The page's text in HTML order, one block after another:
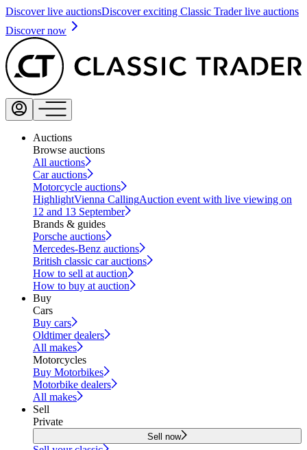
Discover live auctionsDiscover exciting Classic Trader live auctions
Discover now
Auctions
Browse auctions
All auctions
Car auctions
Motorcycle auctions
HighlightVienna CallingAuction event with live viewing on
12 and 13 September
Brands & guides
Porsche auctions
Mercedes-Benz auctions
British classic car auctions
How to sell at auction
How to buy at auction
Buy
Cars
Buy cars
Oldtimer dealers
All makes
Motorcycles
Buy Motorbikes
Motorbike dealers
All makes
Sell
Private
Sell now